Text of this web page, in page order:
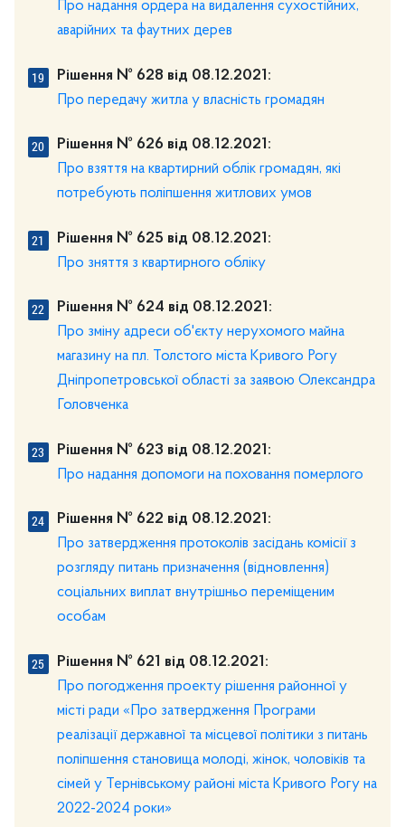
Про надання ордера на видалення сухостійних,
аварійних та фаутних дерев
Рішення № 628 від 08.12.2021:
Про передачу житла у власність громадян
Рішення № 626 від 08.12.2021:
Про взяття на квартирний облік громадян, які
потребують поліпшення житлових умов
Рішення № 625 від 08.12.2021:
Про зняття з квартирного обліку
Рішення № 624 від 08.12.2021:
Про зміну адреси об'єкту нерухомого майна
магазину на пл. Толстого міста Кривого Рогу
Дніпропетровської області за заявою Олександра
Головченка
Рішення № 623 від 08.12.2021:
Про надання допомоги на поховання померлого
Рішення № 622 від 08.12.2021:
Про затвердження протоколів засідань комісії з
розгляду питань призначення (відновлення)
соціальних виплат внутрішньо переміщеним
особам
Рішення № 621 від 08.12.2021:
Про погодження проекту рішення районної у
місті ради «Про затвердження Програми
реалізації державної та місцевої політики з питань
поліпшення становища молоді, жінок, чоловіків та
сімей у Тернівському районі міста Кривого Рогу на
2022-2024 роки»